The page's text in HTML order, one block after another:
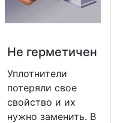
Не герметичен
Уплотнители
потеряли свое
свойство и их
нужно заменить. В